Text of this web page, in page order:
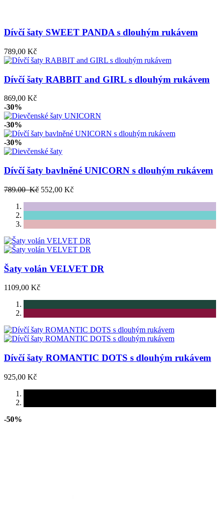
Dívčí šaty SWEET PANDA s dlouhým rukávem
789,00 Kč
Dívčí šaty RABBIT and GIRL s dlouhým rukávem
869,00 Kč
-30%
-30%
-30%
Dívčí šaty bavlněné UNICORN s dlouhým rukávem
789.00 Kč 552,00 Kč
Šaty volán VELVET DR
1109,00 Kč
Dívčí šaty ROMANTIC DOTS s dlouhým rukávem
925,00 Kč
-50%